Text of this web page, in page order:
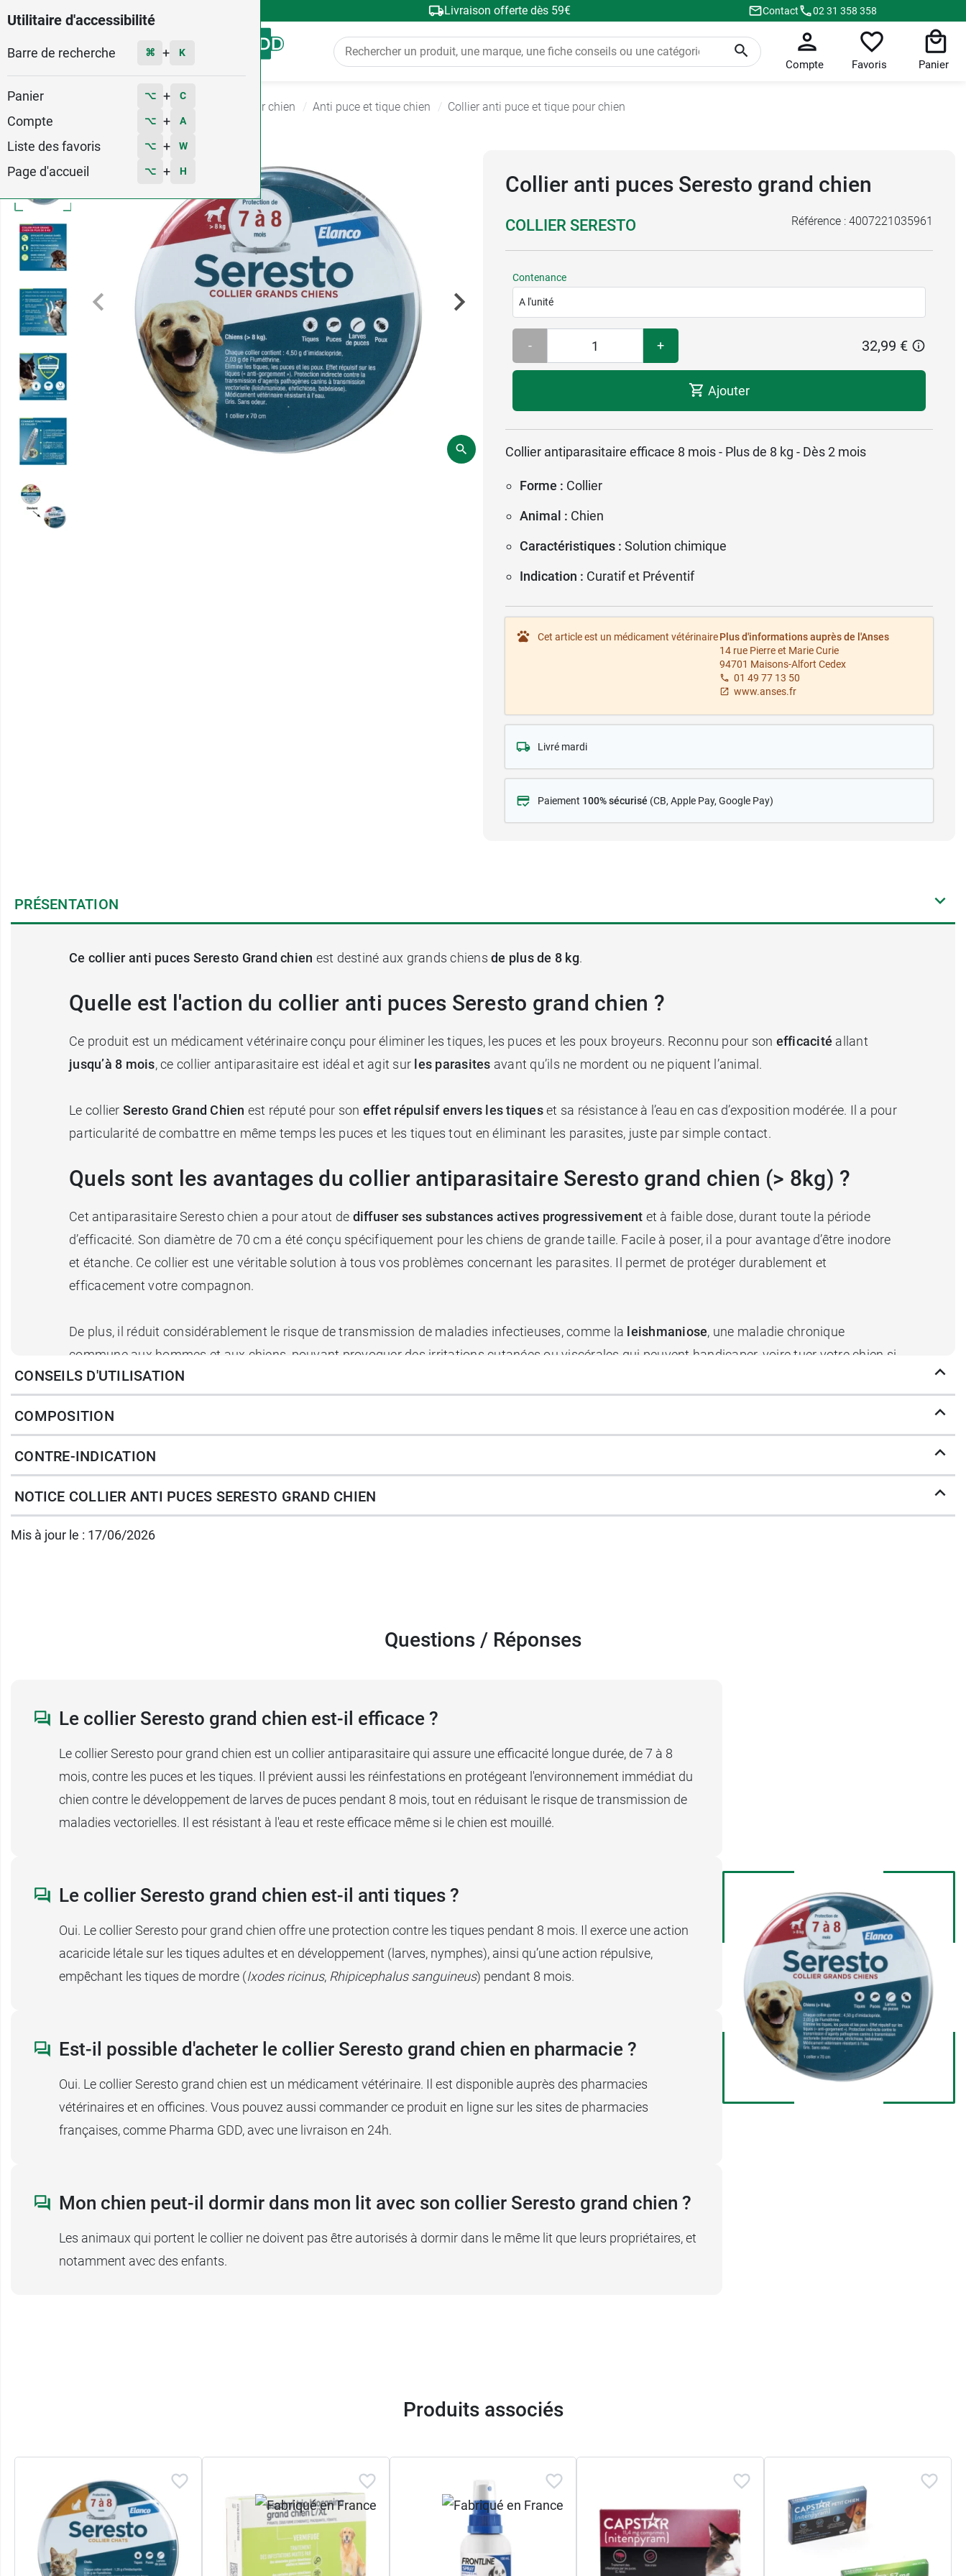
Utilitaire d'accessibilité
Barre de recherche ⌘ + K
Panier ⌥ + C
Compte ⌥ + A
Liste des favoris ⌥ + W
Page d'accueil ⌥ + H
Livraison offerte dès 59€ Contact 02 31 358 358
Menu
Compte Favoris Panier
Produits vétérinaires pour chien Anti puce et tique chien Collier anti puce et tique pour chien
Collier anti puces Seresto grand chien
COLLIER SERESTO Référence : 4007221035961
Contenance
A l'unité
- + 32,99 €
Ajouter
Collier antiparasitaire efficace 8 mois - Plus de 8 kg - Dès 2 mois
Forme : Collier
Animal : Chien
Caractéristiques : Solution chimique
Indication : Curatif et Préventif
Cet article est un médicament vétérinairePlus d'informations auprès de l'Anses
14 rue Pierre et Marie Curie
94701 Maisons-Alfort Cedex
01 49 77 13 50
www.anses.fr
Livré mardi
Paiement 100% sécurisé (CB, Apple Pay, Google Pay)
PRÉSENTATION
Ce collier anti puces Seresto Grand chien est destiné aux grands chiens de plus de 8 kg.
Quelle est l'action du collier anti puces Seresto grand chien ?
Ce produit est un médicament vétérinaire conçu pour éliminer les tiques, les puces et les poux broyeurs. Reconnu pour son efficacité allant
jusqu’à 8 mois, ce collier antiparasitaire est idéal et agit sur les parasites avant qu’ils ne mordent ou ne piquent l’animal.
Le collier Seresto Grand Chien est réputé pour son effet répulsif envers les tiqueset sa résistance à l’eau en cas d’exposition modérée. Il a pour
particularité de combattre en même temps les puces et les tiques tout en éliminant les parasites, juste par simple contact.
Quels sont les avantages du collier antiparasitaire Seresto grand chien (> 8kg) ?
Cet antiparasitaire Seresto chien a pour atout de diffuser ses substances actives progressivement et à faible dose, durant toute la période
d’efficacité. Son diamètre de 70 cm a été conçu spécifiquement pour les chiens de grande taille. Facile à poser, il a pour avantage d’être inodore
et étanche. Ce collier est une véritable solution à tous vos problèmes concernant les parasites. Il permet de protéger durablement et
efficacement votre compagnon.
De plus, il réduit considérablement le risque de transmission de maladies infectieuses, comme la leishmaniose, une maladie chronique
commune aux hommes et aux chiens, pouvant provoquer des irritations cutanées ou viscérales qui peuvent handicaper, voire tuer votre chien si
elles ne sont pas traitées rapidement. Cette maladie est transmise par des parasites appelés les « phlébotomes ».
Ce collier anti puces Seresto protège le chien dès son application. Il va aussi protéger l'environnement immédiat de votre fidèle compagnon
Longueur du collier: 70 cm
CONSEILS D'UTILISATION
COMPOSITION
CONTRE-INDICATION
NOTICE COLLIER ANTI PUCES SERESTO GRAND CHIEN
Mis à jour le : 17/06/2026
Questions / Réponses
Le collier Seresto grand chien est-il efficace ?
Le collier Seresto pour grand chien est un collier antiparasitaire qui assure une efficacité longue durée, de 7 à 8
mois, contre les puces et les tiques. Il prévient aussi les réinfestations en protégeant l'environnement immédiat du
chien contre le développement de larves de puces pendant 8 mois, tout en réduisant le risque de transmission de
maladies vectorielles. Il est résistant à l'eau et reste efficace même si le chien est mouillé.
Le collier Seresto grand chien est-il anti tiques ?
Oui. Le collier Seresto pour grand chien offre une protection contre les tiques pendant 8 mois. Il exerce une action
acaricide létale sur les tiques adultes et en développement (larves, nymphes), ainsi qu’une action répulsive,
empêchant les tiques de mordre (Ixodes ricinus, Rhipicephalus sanguineus) pendant 8 mois.
Est-il possible d'acheter le collier Seresto grand chien en pharmacie ?
Oui. Le collier Seresto grand chien est un médicament vétérinaire. Il est disponible auprès des pharmacies
vétérinaires et en officines. Vous pouvez aussi commander ce produit en ligne sur les sites de pharmacies
françaises, comme Pharma GDD, avec une livraison en 24h.
Mon chien peut-il dormir dans mon lit avec son collier Seresto grand chien ?
Les animaux qui portent le collier ne doivent pas être autorisés à dormir dans le même lit que leurs propriétaires, et
notamment avec des enfants.
Produits associés